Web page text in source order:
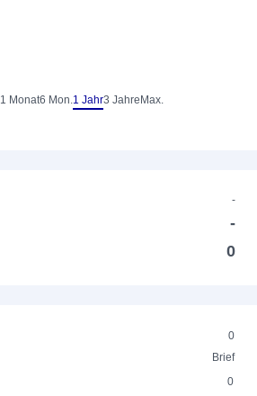
1 Monat6 Mon.1 Jahr3 Jahre Max.
-
-
0
0
Brief
0